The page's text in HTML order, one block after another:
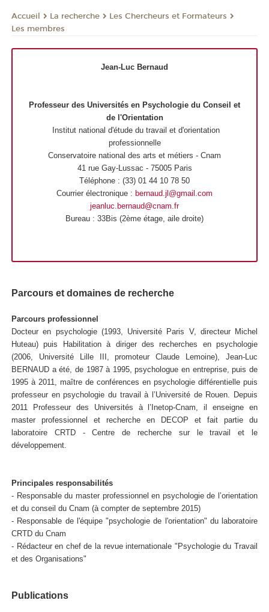
Accueil La recherche
Les Chercheurs et Formateurs
Les membres
Jean-Luc Bernaud
Professeur des Universités en Psychologie du Conseil et
de l'Orientation
Institut national d'étude du travail et d'orientation
professionnelle
Conservatoire national des arts et métiers - Cnam
41 rue Gay-Lussac - 75005 Paris
Téléphone : (33) 01 44 10 78 50
Courrier électronique : bernaud.jl@gmail.com
jeanluc.bernaud@cnam.fr
Bureau : 33Bis (2ème étage, aile droite)
Parcours et domaines de recherche
Parcours professionnel
Docteur en psychologie (1993, Université Paris V, directeur Michel
Huteau) puis Habilitation à diriger des recherches en psychologie
(2006, Université Lille III, promoteur Claude Lemoine), Jean-Luc
BERNAUD a été, de 1987 à 1995, psychologue en entreprise, puis de
1995 à 2011, maître de conférences en psychologie différentielle puis
professeur en psychologie du travail à l’Université de Rouen. Depuis
2011 Professeur des Universités à l’Inetop-Cnam, il enseigne en
master professionnel et recherche en DECOP et fait partie du
laboratoire CRTD - Centre de recherche sur le travail et le
développement.
Principales responsabilités
- Responsable du master professionnel en psychologie de l’orientation
et du conseil du Cnam (à compter de septembre 2015)
- Responsable de l'équipe "psychologie de l'orientation" du laboratoire
CRTD du Cnam
- Rédacteur en chef de la revue internationale "Psychologie du Travail
et des Organisations"
Publications